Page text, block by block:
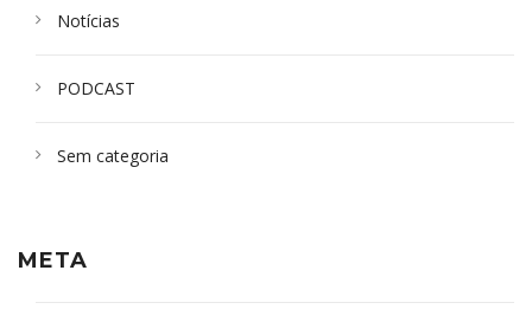
Notícias
PODCAST
Sem categoria
META